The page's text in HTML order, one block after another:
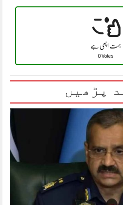
بہت اچھی ہے
0 Votes
پڑھیں